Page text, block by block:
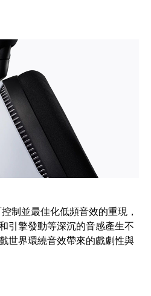
制並最佳化低頻音效的重現，
引擎發動等深沉的音感產生不
世界環繞音效帶來的戲劇性與